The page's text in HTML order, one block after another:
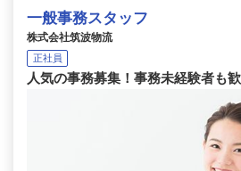
一般事務スタッフ
株式会社筑波物流
正社員
人気の事務募集！事務未経験者も